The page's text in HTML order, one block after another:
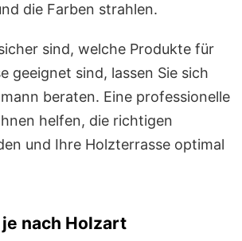
die Farben strahlen.
sind, welche Produkte für
geeignet sind, lassen Sie sich
beraten. Eine professionelle
helfen, die richtigen
und Ihre Holzterrasse optimal
nach Holzart